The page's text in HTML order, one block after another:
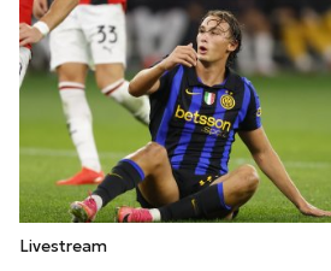
Livestream